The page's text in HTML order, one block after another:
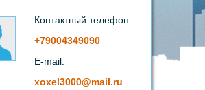
Контактный телефон:
+79004349090
E-mail:
xoxel3000@mail.ru